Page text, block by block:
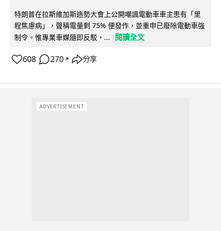
特朗普在拉斯維加斯造勢大會上公開嘲諷電動車車主患有「里
程焦慮病」，聲稱電量剩 75% 便發作，並重申已廢除電動車強
制令。惟專業車媒隨即反駁，...
閱讀全文
608 270 ↗ 分享
ADVERTISEMENT